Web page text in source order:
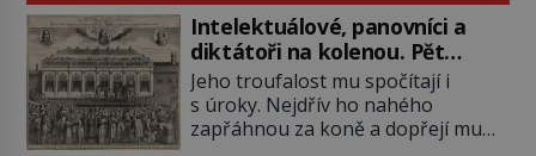
Intelektuálové, panovníci a
diktátoři na kolenou. Pět
posledních okamžiků před
popravou
Jeho troufalost mu spočítají i
s úroky. Nejdřív ho nahého
zapřáhnou za koně a dopřejí mu